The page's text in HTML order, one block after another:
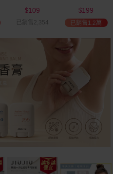
(600ml)
$109
已銷售2,354
$199
已銷售1.2萬